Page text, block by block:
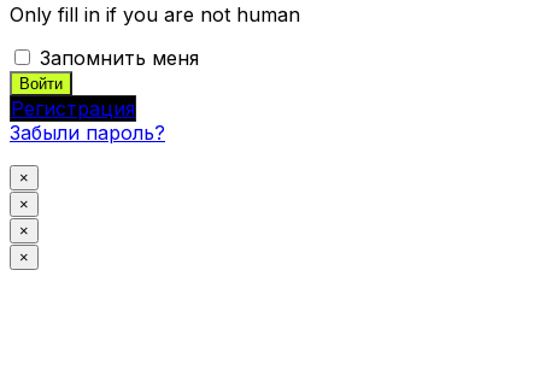
Only fill in if you are not human
Запомнить меня
Регистрация
Забыли пароль?
×
×
×
×